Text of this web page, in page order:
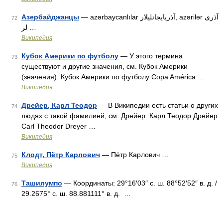
72 Азербайджанцы — azərbaycanlılar آذربایجانلیلار, azərilər آذری
Википедия
73 Кубок Америки по футболу — У этого термина
существуют и другие значения, см. Кубок Америки
(значения). Кубок Америки по футболу Copa América …
Википедия
74 Дрейер, Карл Теодор — В Википедии есть статьи о других
людях с такой фамилией, см. Дрейер. Карл Теодор Дрейер
Carl Theodor Dreyer …
Википедия
75 Клодт, Пётр Карлович — Пётр Карлович …
Википедия
76 Ташилумпо — Координаты: 29°16′03″ с. ш. 88°52′52″ в. д. /
29.2675° с. ш. 88.881111° в. д. …